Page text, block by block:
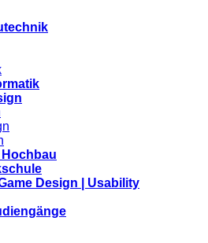
Design | Usability